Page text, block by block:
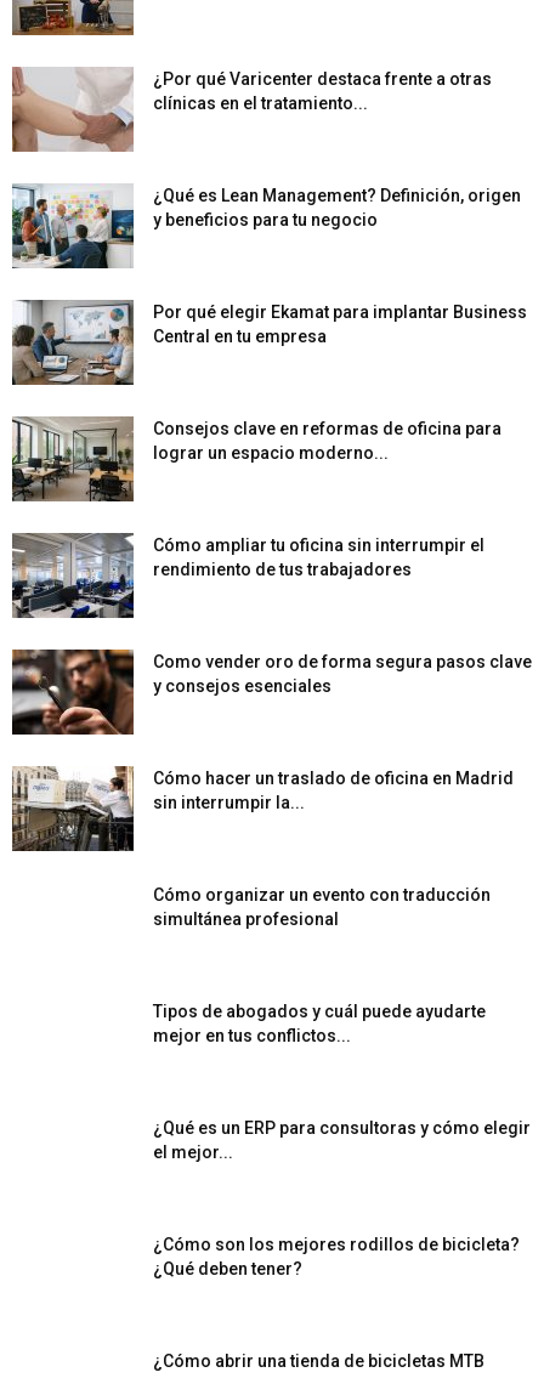
¿Por qué Varicenter destaca frente a otras
clínicas en el tratamiento...
¿Qué es Lean Management? Definición, origen
y beneficios para tu negocio
Por qué elegir Ekamat para implantar Business
Central en tu empresa
Consejos clave en reformas de oficina para
lograr un espacio moderno...
Cómo ampliar tu oficina sin interrumpir el
rendimiento de tus trabajadores
Como vender oro de forma segura pasos clave
y consejos esenciales
Cómo hacer un traslado de oficina en Madrid
sin interrumpir la...
Cómo organizar un evento con traducción
simultánea profesional
Tipos de abogados y cuál puede ayudarte
mejor en tus conflictos...
¿Qué es un ERP para consultoras y cómo elegir
el mejor...
¿Cómo son los mejores rodillos de bicicleta?
¿Qué deben tener?
¿Cómo abrir una tienda de bicicletas MTB